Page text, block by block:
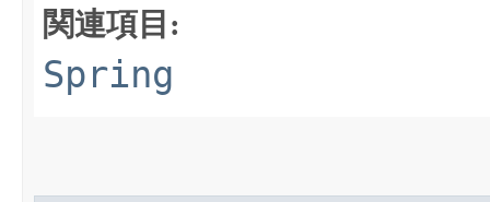
関連項目:
Spring